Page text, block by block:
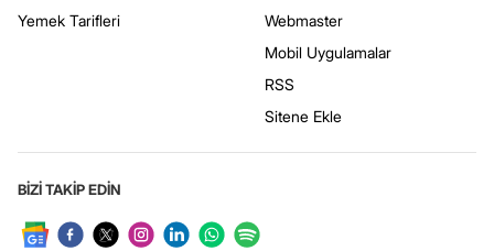
Yemek Tarifleri
Webmaster
Mobil Uygulamalar
RSS
Sitene Ekle
BİZİ TAKİP EDİN